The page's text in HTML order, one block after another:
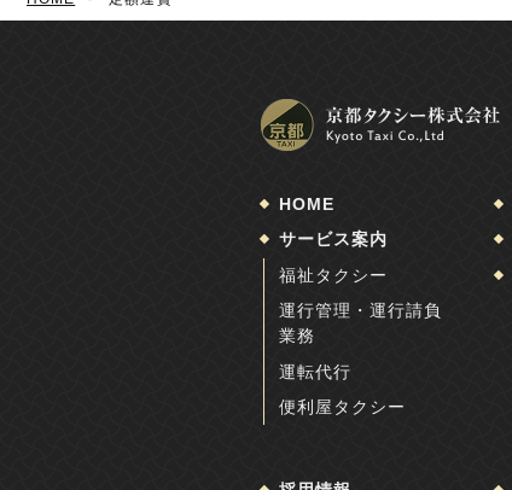
HOME
サービス案内
福祉タクシー
運行管理・運行請負
業務
運転代行
便利屋タクシー